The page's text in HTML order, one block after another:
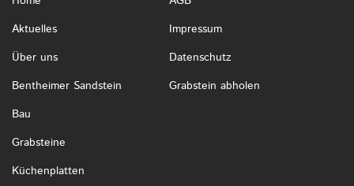
Aktuelles
Über uns
Bentheimer Sandstein
Bau
Grabsteine
Küchenplatten
Impressum
Datenschutz
Grabstein abholen